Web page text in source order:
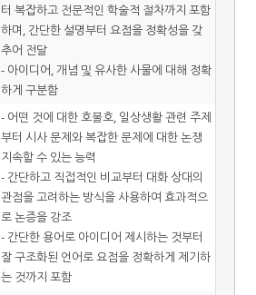
터 복잡하고 전문적인 학술적 절차까지 포함
하며, 간단한 설명부터 요점을 정확성을 갖
추어 전달
- 아이디어, 개념 및 유사한 사물에 대해 정확
하게 구분함
- 어떤 것에 대한 호불호, 일상생활 관련 주제
부터 시사 문제와 복잡한 문제에 대한 논쟁
지속할 수 있는 능력
- 간단하고 직접적인 비교부터 대화 상대의
관점을 고려하는 방식을 사용하여 효과적으
로 논증을 강조
- 간단한 용어로 아이디어 제시하는 것부터
잘 구조화된 언어로 요점을 정확하게 제기하
는 것까지 포함